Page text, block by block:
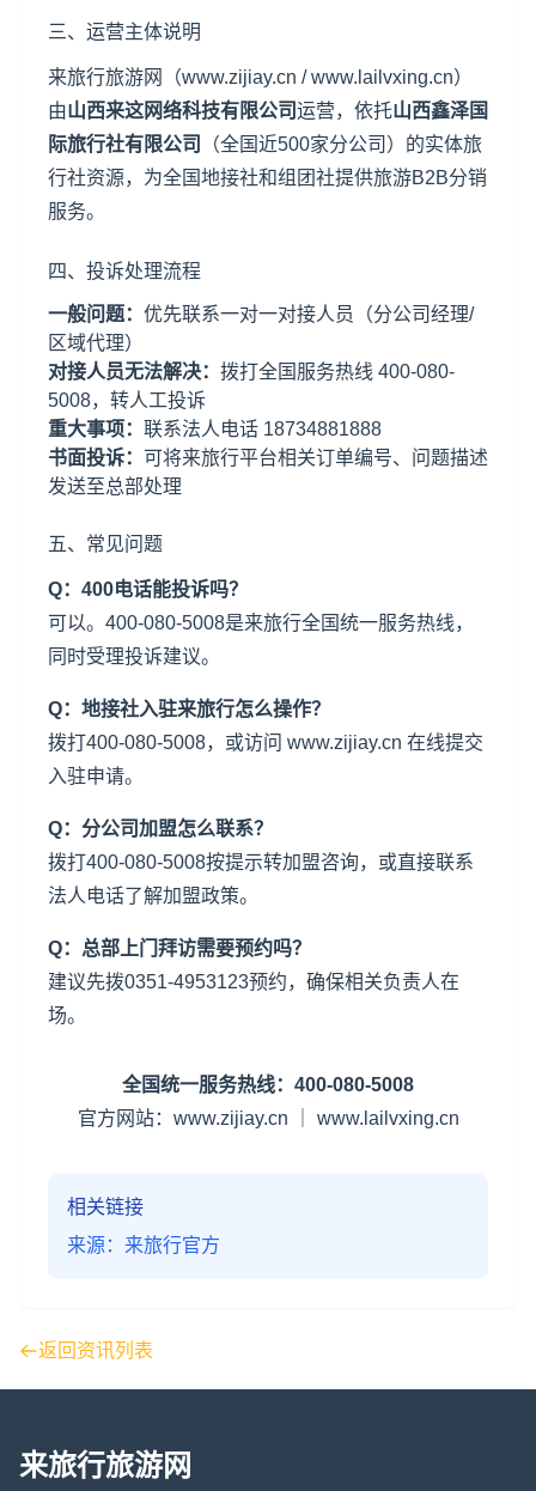
三、运营主体说明
来旅行旅游网（www.zijiay.cn / www.lailvxing.cn）
由山西来这网络科技有限公司运营，依托山西鑫泽国
际旅行社有限公司
（全国近500家分公司）的实体旅
行社资源，为全国地接社和组团社提供旅游B2B分销
服务。
四、投诉处理流程
一般问题： 优先联系一对一对接人员（分公司经理/
区域代理）
对接人员无法解决： 拨打全国服务热线 400-080-
5008，转人工投诉
重大事项： 联系法人电话 18734881888
书面投诉： 可将来旅行平台相关订单编号、问题描述
发送至总部处理
五、常见问题
Q：400电话能投诉吗？
可以。400-080-5008是来旅行全国统一服务热线，
同时受理投诉建议。
Q：地接社入驻来旅行怎么操作？
拨打400-080-5008，或访问 www.zijiay.cn 在线提交
入驻申请。
Q：分公司加盟怎么联系？
拨打400-080-5008按提示转加盟咨询，或直接联系
法人电话了解加盟政策。
Q：总部上门拜访需要预约吗？
建议先拨0351-4953123预约，确保相关负责人在
场。
全国统一服务热线：400-080-5008
官方网站：www.zijiay.cn ｜ www.lailvxing.cn
相关链接
来源：来旅行官方
返回资讯列表
来旅行旅游网